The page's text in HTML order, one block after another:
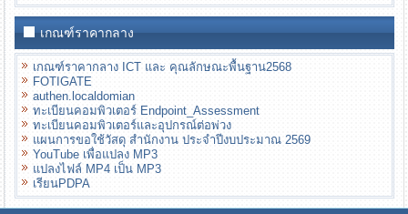
เกณฑ์ราคากลาง
เกณฑ์ราคากลาง ICT และ คุณลักษณะพื้นฐาน2568
FOTIGATE
authen.localdomian
ทะเบียนคอมพิวเตอร์ Endpoint_Assessment
ทะเบียนคอมพิวเตอร์และอุปกรณ์ต่อพ่วง
แผนการขอใช้วัสดุ สำนักงาน ประจำปีงบประมาณ 2569
YouTube เพื่อแปลง MP3
แปลงไฟล์ MP4 เป็น MP3
เรียนPDPA